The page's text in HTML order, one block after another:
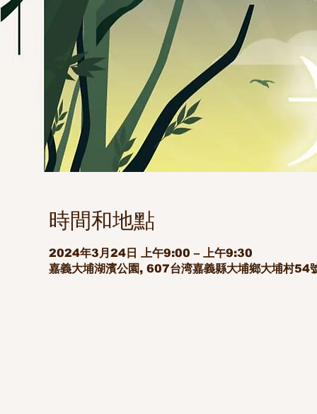
時間和地點
2024年3月24日 上午9:00 – 上午9:30
嘉義大埔湖濱公園, 607台湾嘉義縣大埔鄉大埔村54